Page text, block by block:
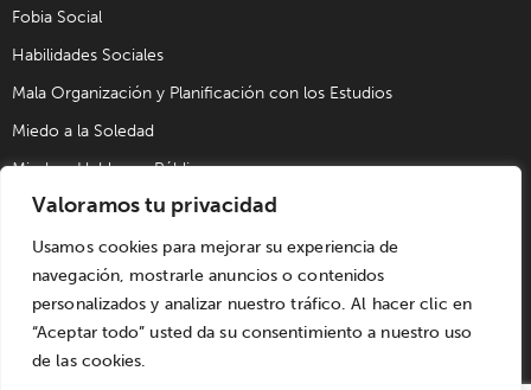
Valoramos tu privacidad
Usamos cookies para mejorar su experiencia de
navegación, mostrarle anuncios o contenidos
personalizados y analizar nuestro tráfico. Al hacer clic en
“Aceptar todo” usted da su consentimiento a nuestro uso
de las cookies.
Fobia Social
Habilidades Sociales
Mala Organización y Planificación con los Estudios
Miedo a la Soledad
Miedo a Hablar en Público
Problemas de Pareja
Problemas Sexuales
Trastorno Obsesivo Compulsivo (TOC)